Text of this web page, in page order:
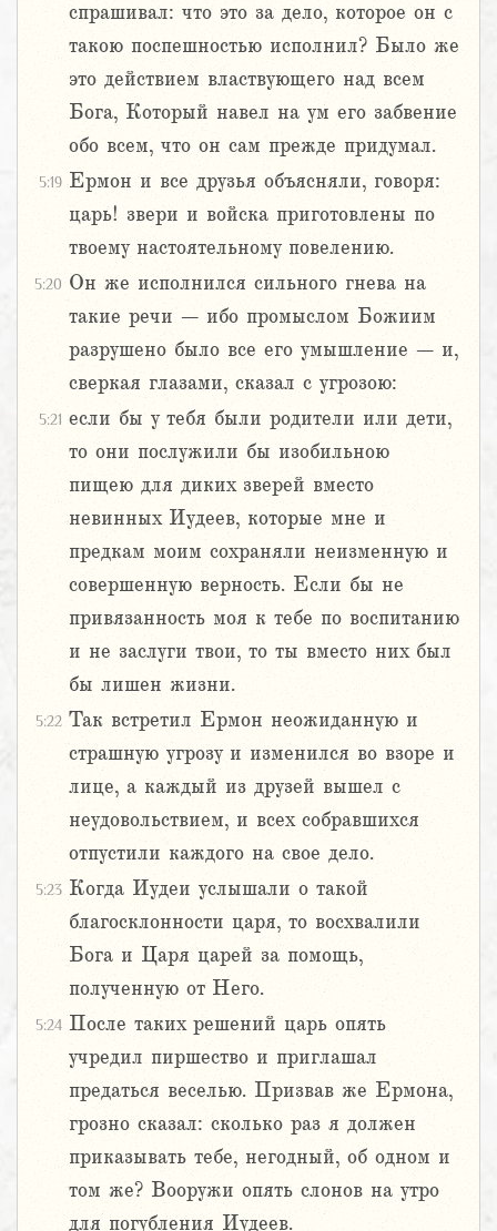
спрашивал: что это за дело, которое он с
такою поспешностью исполнил? Было же
это действием властвующего над всем
Бога, Который навел на ум его забвение
обо всем, что он сам прежде придумал.
5:19 Ермон и все друзья объясняли, говоря:
царь! звери и войска приготовлены по
твоему настоятельному повелению.
5:20 Он же исполнился сильного гнева на
такие речи – ибо промыслом Божиим
разрушено было все его умышление – и,
сверкая глазами, сказал с угрозою:
5:21 если бы у тебя были родители или дети,
то они послужили бы изобильною
пищею для диких зверей вместо
невинных Иудеев, которые мне и
предкам моим сохраняли неизменную и
совершенную верность. Если бы не
привязанность моя к тебе по воспитанию
и не заслуги твои, то ты вместо них был
бы лишен жизни.
5:22 Так встретил Ермон неожиданную и
страшную угрозу и изменился во взоре и
лице, а каждый из друзей вышел с
неудовольствием, и всех собравшихся
отпустили каждого на свое дело.
5:23 Когда Иудеи услышали о такой
благосклонности царя, то восхвалили
Бога и Царя царей за помощь,
полученную от Него.
5:24 После таких решений царь опять
учредил пиршество и приглашал
предаться веселью. Призвав же Ермона,
грозно сказал: сколько раз я должен
приказывать тебе, негодный, об одном и
том же? Вооружи опять слонов на утро
для погубления Иудеев.